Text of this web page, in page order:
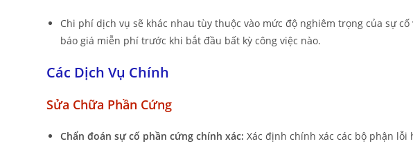
Chi phí dịch vụ sẽ khác nhau tùy thuộc vào mức độ nghiêm trọng của sự
báo giá miễn phí trước khi bắt đầu bất kỳ công việc nào.
Các Dịch Vụ Chính
Sửa Chữa Phần Cứng
Chẩn đoán sự cố phần cứng chính xác: Xác định chính xác các bộ phận lỗi